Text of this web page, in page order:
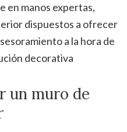
en manos expertas,
dispuestos a ofrecer
a la hora de
decorativa
un muro de